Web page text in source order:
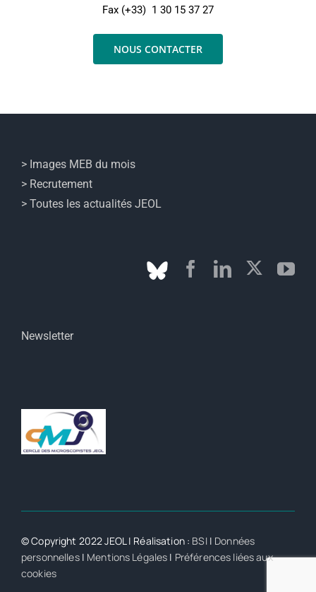
Fax (+33) 1 30 15 37 27
NOUS CONTACTER
> Images MEB du mois
> Recrutement
> Toutes les actualités JEOL
Newsletter
© Copyright 2022 JEOL | Réalisation : BSI| Données
personnelles| Mentions Légales | Préférences liées aux
cookies